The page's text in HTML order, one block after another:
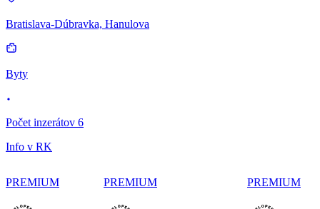
Bratislava-Dúbravka, Hanulova
Byty
Počet inzerátov 6
Info v RK
PREMIUM PREMIUM PREMIUM